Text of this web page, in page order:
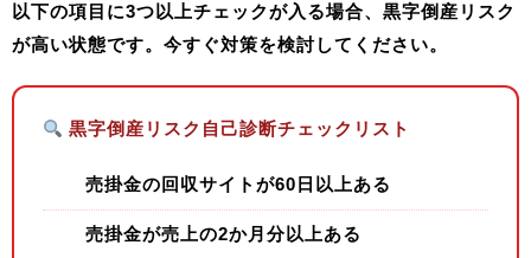
以下の項目に3つ以上チェックが入る場合、黒字倒産リスク
が高い状態です。今すぐ対策を検討してください。
黒字倒産リスク自己診断チェックリスト
売掛金の回収サイトが60日以上ある
売掛金が売上の2か月分以上ある